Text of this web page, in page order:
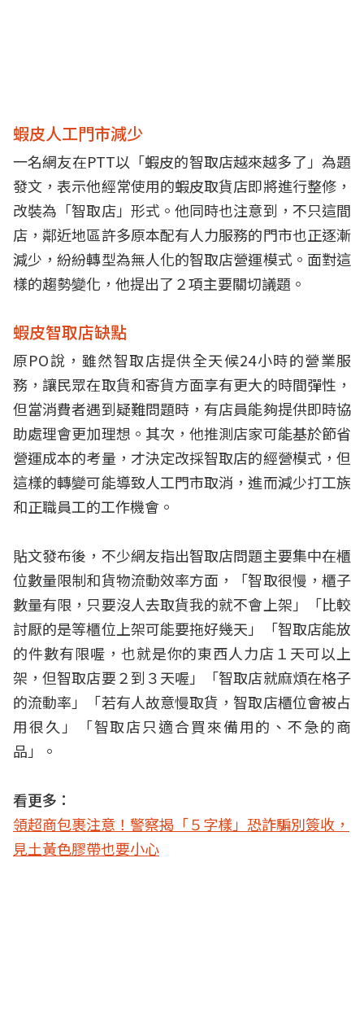
蝦皮人工門市減少
一名網友在PTT以「蝦皮的智取店越來越多了」為題
發文，表示他經常使用的蝦皮取貨店即將進行整修，
改裝為「智取店」形式。他同時也注意到，不只這間
店，鄰近地區許多原本配有人力服務的門市也正逐漸
減少，紛紛轉型為無人化的智取店營運模式。面對這
樣的趨勢變化，他提出了２項主要關切議題。
蝦皮智取店缺點
原PO說，雖然智取店提供全天候24小時的營業服
務，讓民眾在取貨和寄貨方面享有更大的時間彈性，
但當消費者遇到疑難問題時，有店員能夠提供即時協
助處理會更加理想。其次，他推測店家可能基於節省
營運成本的考量，才決定改採智取店的經營模式，但
這樣的轉變可能導致人工門市取消，進而減少打工族
和正職員工的工作機會。
貼文發布後，不少網友指出智取店問題主要集中在櫃
位數量限制和貨物流動效率方面，「智取很慢，櫃子
數量有限，只要沒人去取貨我的就不會上架」「比較
討厭的是等櫃位上架可能要拖好幾天」「智取店能放
的件數有限喔，也就是你的東西人力店１天可以上
架，但智取店要２到３天喔」「智取店就麻煩在格子
的流動率」「若有人故意慢取貨，智取店櫃位會被占
用很久」「智取店只適合買來備用的、不急的商
品」。
看更多：
領超商包裹注意！警察揭「５字樣」恐詐騙別簽收，
見土黃色膠帶也要小心